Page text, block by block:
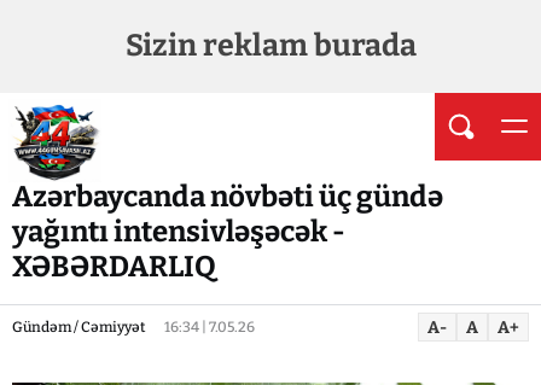
Sizin reklam burada
Azərbaycanda növbəti üç gündə
yağıntı intensivləşəcək -
XƏBƏRDARLIQ
Gündəm / Cəmiyyət 16:34 | 7.05.26 A- A A+